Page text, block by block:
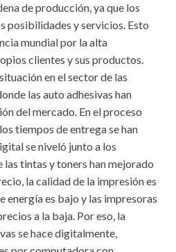
de producción, ya que los
posibilidades y servicios. Esto
mundial por la alta
clientes y sus productos.
en el sector de las
las auto adhesivas han
del mercado. En el proceso
tiempos de entrega se han
se niveló junto a los
tintas y toners han mejorado
la calidad de la impresión es
energía es bajo y las impresoras
a la baja. Por eso, la
se hace digitalmente,